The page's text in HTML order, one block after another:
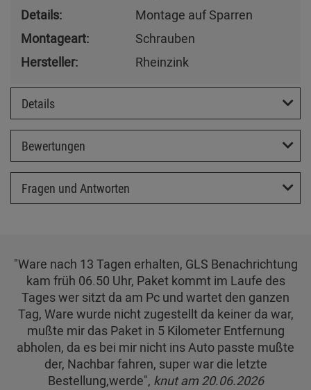
Details:
Montage auf Sparren
Montageart:
Schrauben
Hersteller:
Rheinzink
Details
Bewertungen
Fragen und Antworten
"Ware nach 13 Tagen erhalten, GLS Benachrichtung
kam früh 06.50 Uhr, Paket kommt im Laufe des
Tages wer sitzt da am Pc und wartet den ganzen
Tag, Ware wurde nicht zugestellt da keiner da war,
mußte mir das Paket in 5 Kilometer Entfernung
abholen, da es bei mir nicht ins Auto passte mußte
der, Nachbar fahren, super war die letzte
Bestellung,werde", knut am 20.06.2026